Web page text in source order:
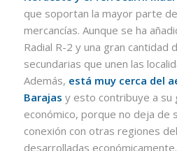
que soportan la mayor parte
mercancías. Aunque se ha
Radial R-2 y una gran cantidad
secundarias que unen las
Además, está muy cerca del
Barajas y esto contribuye a su
económico, porque no deja de
conexión con otras regiones
desarrolladas económicamente.